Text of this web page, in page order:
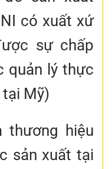
có xuất xứ
sự chấp
quản lý thực
Mỹ)
thương hiệu
sản xuất tại